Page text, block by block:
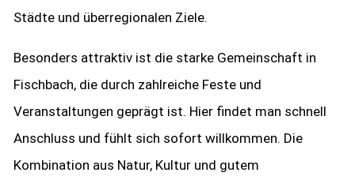
Städte und überregionalen Ziele.
Besonders attraktiv ist die starke Gemeinschaft in
Fischbach, die durch zahlreiche Feste und
Veranstaltungen geprägt ist. Hier findet man schnell
Anschluss und fühlt sich sofort willkommen. Die
Kombination aus Natur, Kultur und gutem